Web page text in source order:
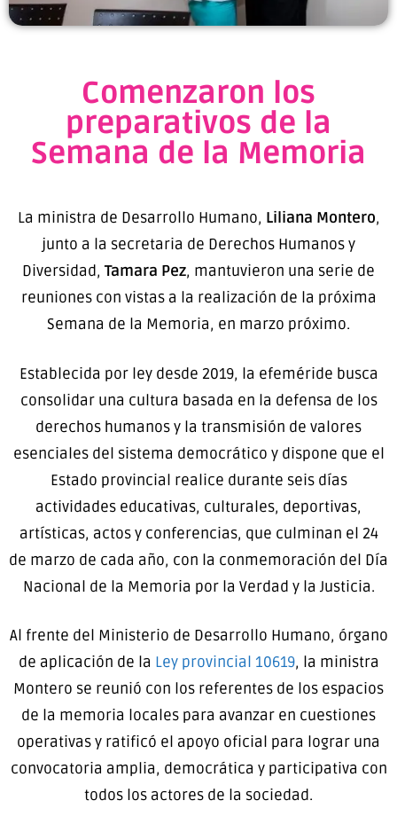
Comenzaron los
preparativos de la
Semana de la Memoria
La ministra de Desarrollo Humano, Liliana Montero,
junto a la secretaria de Derechos Humanos y
Diversidad,Tamara Pez, mantuvieron una serie de
reuniones con vistas a la realización de la próxima
Semana de la Memoria, en marzo próximo.
Establecida por ley desde 2019, la efeméride busca
consolidar una cultura basada en la defensa de los
derechos humanos y la transmisión de valores
esenciales del sistema democrático y dispone que el
Estado provincial realice durante seis días
actividades educativas, culturales, deportivas,
artísticas, actos y conferencias, que culminan el 24
de marzo de cada año, con la conmemoración del Día
Nacional de la Memoria por la Verdad y la Justicia.
Al frente del Ministerio de Desarrollo Humano, órgano
de aplicación de la Ley provincial 10619, la ministra
Montero se reunió con los referentes de los espacios
de la memoria locales para avanzar en cuestiones
operativas y ratificó el apoyo oficial para lograr una
convocatoria amplia, democrática y participativa con
todos los actores de la sociedad.